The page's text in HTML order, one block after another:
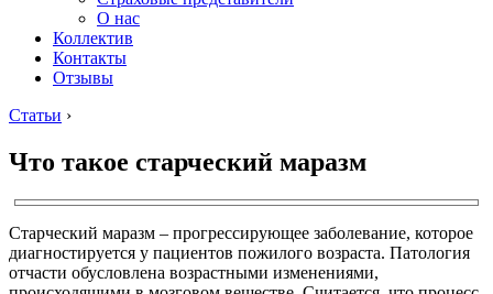
О нас
Коллектив
Контакты
Отзывы
Статьи ›
Что такое старческий маразм
Старческий маразм – прогрессирующее заболевание, которое
диагностируется у пациентов пожилого возраста. Патология
отчасти обусловлена возрастными изменениями,